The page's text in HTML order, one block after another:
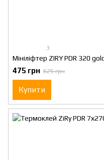
3
Мініліфтер ZIRY PDR 320
475 грн 625 грн
Купити